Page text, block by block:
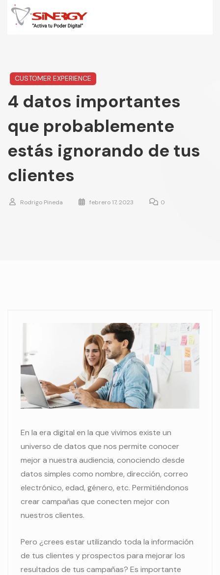
CUSTOMER EXPERIENCE
4 datos importantes
que probablemente
estás ignorando de tus
clientes
Rodrigo Pineda febrero 17, 2023 0
En la era digital en la que vivimos existe un
universo de datos que nos permite conocer
mejor a nuestra audiencia, conociendo desde
datos simples como nombre, dirección, correo
electrónico, edad, género, etc. Permitiéndonos
crear campañas que conecten mejor con
nuestros clientes.
Pero ¿crees estar utilizando toda la información
de tus clientes y prospectos para mejorar los
resultados de tus campañas? Es importante